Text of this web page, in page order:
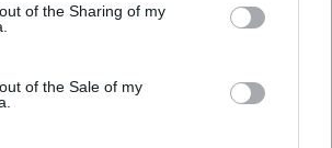
or usage behaviour. You may click to
to Google and its third-party tags to
specified purposes in below Google
of the Sharing of my
of the Sale of my
n h h